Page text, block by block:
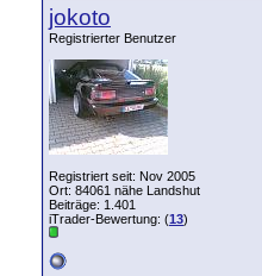
jokoto
Registrierter Benutzer
Registriert seit: Nov 2005
Ort: 84061 nähe Landshut
Beiträge: 1.401
iTrader-Bewertung: (13)